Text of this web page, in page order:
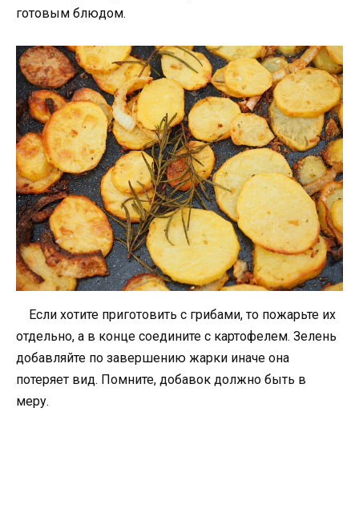
готовым блюдом.
Если хотите приготовить с грибами, то пожарьте их
отдельно, а в конце соедините с картофелем. Зелень
добавляйте по завершению жарки иначе она
потеряет вид. Помните, добавок должно быть в
меру.